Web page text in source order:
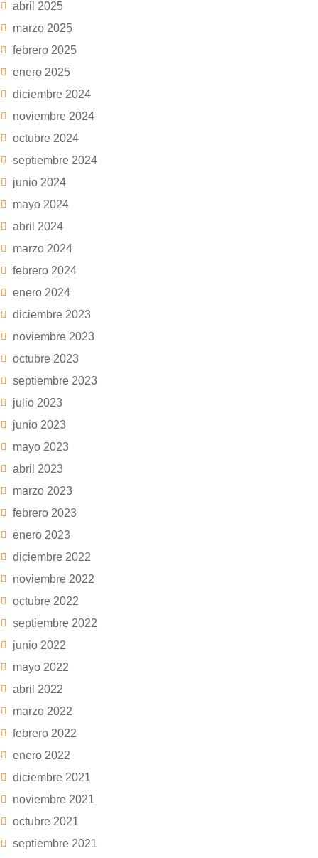
abril 2025
marzo 2025
febrero 2025
enero 2025
diciembre 2024
noviembre 2024
octubre 2024
septiembre 2024
junio 2024
mayo 2024
abril 2024
marzo 2024
febrero 2024
enero 2024
diciembre 2023
noviembre 2023
octubre 2023
septiembre 2023
julio 2023
junio 2023
mayo 2023
abril 2023
marzo 2023
febrero 2023
enero 2023
diciembre 2022
noviembre 2022
octubre 2022
septiembre 2022
junio 2022
mayo 2022
abril 2022
marzo 2022
febrero 2022
enero 2022
diciembre 2021
noviembre 2021
octubre 2021
septiembre 2021